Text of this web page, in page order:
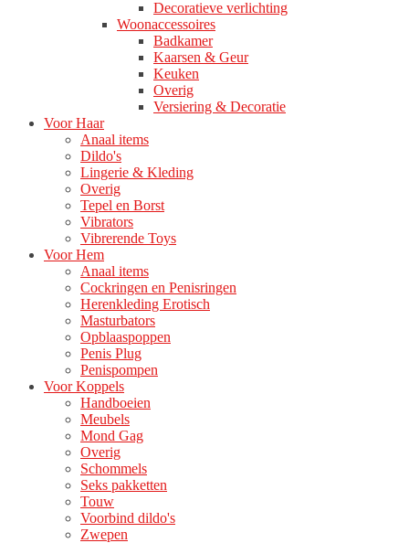
Decoratieve verlichting
Woonaccessoires
Badkamer
Kaarsen & Geur
Keuken
Overig
Versiering & Decoratie
Voor Haar
Anaal items
Dildo's
Lingerie & Kleding
Overig
Tepel en Borst
Vibrators
Vibrerende Toys
Voor Hem
Anaal items
Cockringen en Penisringen
Herenkleding Erotisch
Masturbators
Opblaaspoppen
Penis Plug
Penispompen
Voor Koppels
Handboeien
Meubels
Mond Gag
Overig
Schommels
Seks pakketten
Touw
Voorbind dildo's
Zwepen